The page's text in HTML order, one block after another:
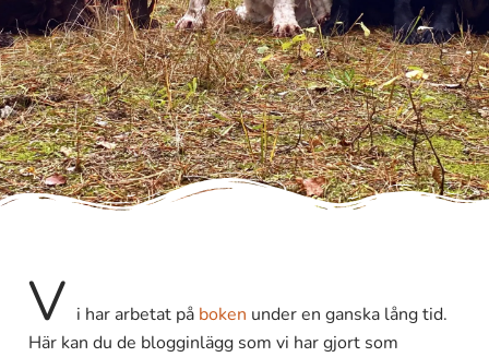
V i har arbetat på boken under en ganska lång tid.
Här kan du de blogginlägg som vi har gjort som